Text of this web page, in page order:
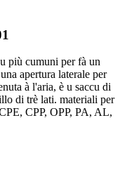
più cumuni per fà un
apertura laterale per
à l'aria, è u saccu di
di trè lati. materiali per
CPP, OPP, PA, AL,